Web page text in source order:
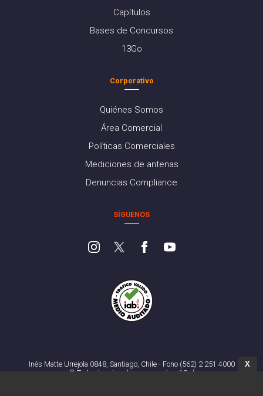
Capítulos
Bases de Concursos
13Go
Corporativo
Quiénes Somos
Área Comercial
Políticas Comerciales
Mediciones de antenas
Denuncias Compliance
SÍGUENOS
Inés Matte Urrejola 0848, Santiago, Chile - Fono (562) 2 251 4000
© Todos los derechos reservados. 13.cl
X